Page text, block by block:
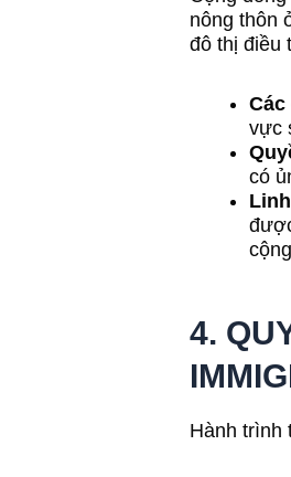
nông thôn
đô thị điều
vực
có
4.
Hành trình